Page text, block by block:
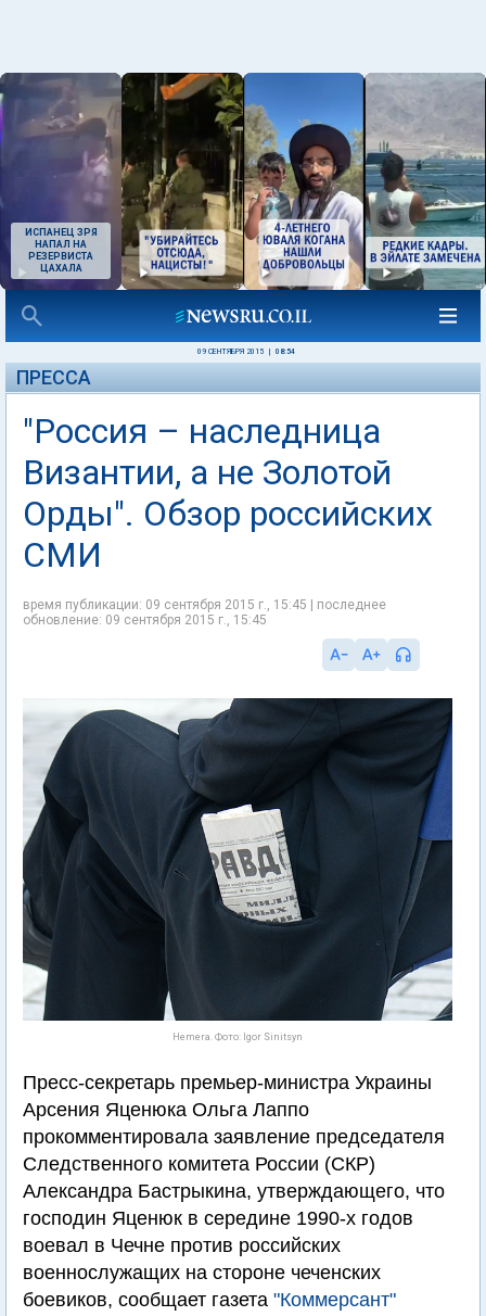
ИСПАНЕЦ ЗРЯ
НАПАЛ НА
РЕЗЕРВИСТА
ЦАХАЛА
09 СЕНТЯБРЯ 2015 08:54
ПРЕССА
"Россия – наследница
Византии, а не Золотой
Орды". Обзор российских
СМИ
время публикации: 09 сентября 2015 г., 15:45 | последнее
обновление: 09 сентября 2015 г., 15:45
Hemera. Фото: Igor Sinitsyn
Пресс-секретарь премьер-министра Украины
Арсения Яценюка Ольга Лаппо
прокомментировала заявление председателя
Следственного комитета России (СКР)
Александра Бастрыкина, утверждающего, что
господин Яценюк в середине 1990-х годов
воевал в Чечне против российских
военнослужащих на стороне чеченских
боевиков, сообщает газета "Коммерсант"